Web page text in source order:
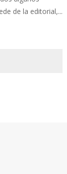
de la editorial,...